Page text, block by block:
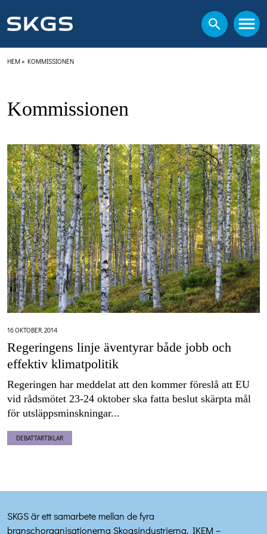
HEM» KOMMISSIONEN
Kommissionen
16 OKTOBER, 2014
Regeringens linje äventyrar både jobb och
effektiv klimatpolitik
Regeringen har meddelat att den kommer föreslå att EU
vid rådsmötet 23-24 oktober ska fatta beslut skärpta mål
för utsläppsminskningar...
DEBATTARTIKLAR
SKGS är ett samarbete mellan de fyra
branschorganisationerna Skogsindustrierna, IKEM –